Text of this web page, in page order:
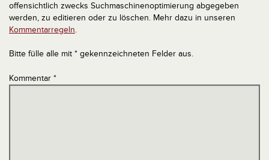
offensichtlich zwecks Suchmaschinenoptimierung abgegeben
werden, zu editieren oder zu löschen. Mehr dazu in unseren
Kommentarregeln.
Bitte fülle alle mit * gekennzeichneten Felder aus.
Kommentar *